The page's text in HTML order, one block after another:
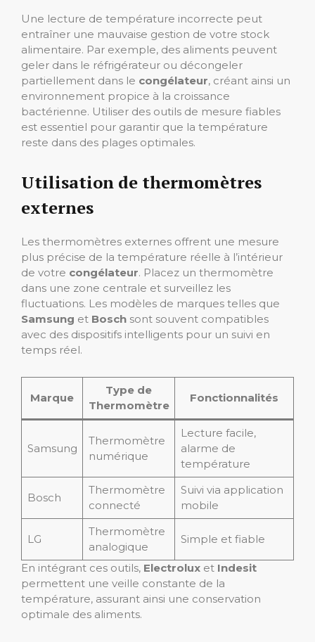
Une lecture de température incorrecte peut
entraîner une mauvaise gestion de votre stock
alimentaire. Par exemple, des aliments peuvent
geler dans le réfrigérateur ou décongeler
partiellement dans le congélateur, créant ainsi un
environnement propice à la croissance
bactérienne. Utiliser des outils de mesure fiables
est essentiel pour garantir que la température
reste dans des plages optimales.
Utilisation de thermomètres
externes
Les thermomètres externes offrent une mesure
plus précise de la température réelle à l’intérieur
de votre congélateur. Placez un thermomètre
dans une zone centrale et surveillez les
fluctuations. Les modèles de marques telles que
Samsung et Bosch sont souvent compatibles
avec des dispositifs intelligents pour un suivi en
temps réel.
Marque
Type de
Thermomètre
Fonctionnalités
Samsung
Thermomètre
numérique
Lecture facile,
alarme de
température
Bosch
Thermomètre
connecté
Suivi via application
mobile
LG
Thermomètre
analogique
Simple et fiable
En intégrant ces outils, Electrolux et Indesit
permettent une veille constante de la
température, assurant ainsi une conservation
optimale des aliments.